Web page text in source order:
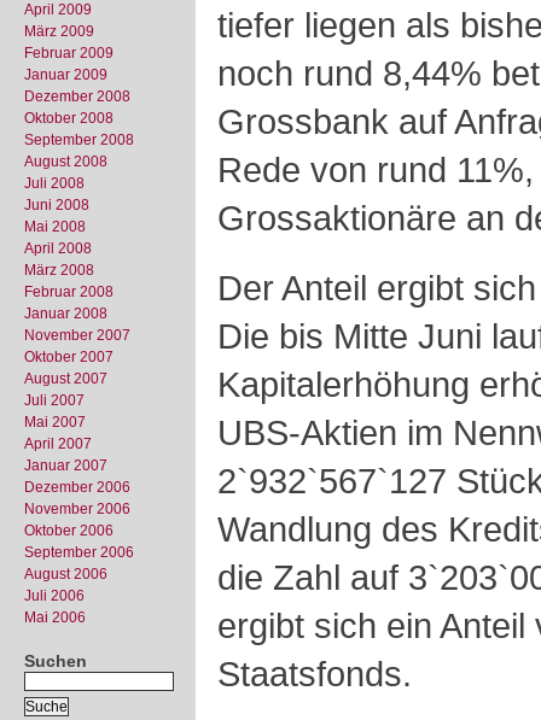
April 2009
März 2009
Februar 2009
Januar 2009
Dezember 2008
Oktober 2008
September 2008
August 2008
Juli 2008
Juni 2008
Mai 2008
April 2008
März 2008
Februar 2008
Januar 2008
November 2007
Oktober 2007
August 2007
Juli 2007
Mai 2007
April 2007
Januar 2007
Dezember 2006
November 2006
Oktober 2006
September 2006
August 2006
Juli 2006
Mai 2006
Suchen
tiefer liegen als
noch rund 8,44%
Grossbank auf
Rede von rund
Grossaktionäre an
Der Anteil ergibt
Die bis Mitte Juni
Kapitalerhöhung
UBS-Aktien im
2`932`567`127
Wandlung des
die Zahl auf
ergibt sich ein
Staatsfonds.